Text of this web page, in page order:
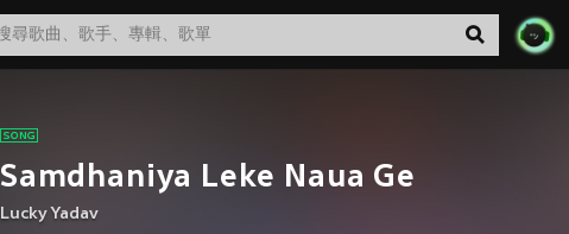
Samdhaniya Leke Naua Ge
Lucky Yadav